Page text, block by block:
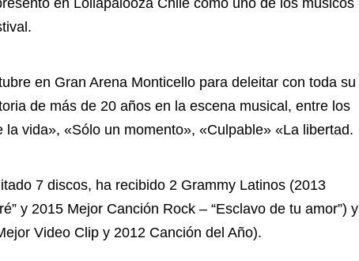
en Lollapalooza Chile como uno de los músicos
en Gran Arena Monticello para deleitar con toda su
de más de 20 años en la escena musical, entre los
vida», «Sólo un momento», «Culpable» «La libertad.
7 discos, ha recibido 2 Grammy Latinos (2013
y 2015 Mejor Canción Rock – “Esclavo de tu amor”) y
Video Clip y 2012 Canción del Año).